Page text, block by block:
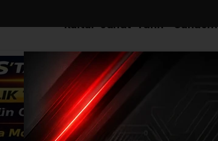
Kültür-Sanat-Tarih Gündem